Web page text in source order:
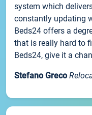
system which
constantly updating
Beds24 offers a
that is really hard to
Beds24, give it a
Stefano Greco